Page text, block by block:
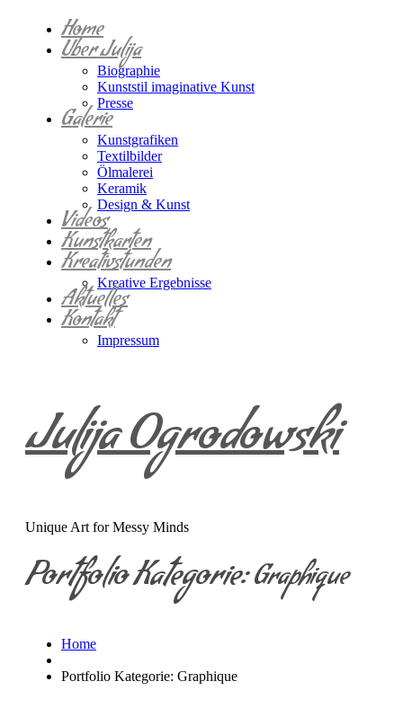
Home
Über Julija
Biographie
Kunststil imaginative Kunst
Presse
Galerie
Kunstgrafiken
Textilbilder
Ölmalerei
Keramik
Design & Kunst
Videos
Kunstkarten
Kreativstunden
Kreative Ergebnisse
Aktuelles
Kontakt
Impressum
Julija Ogrodowski
Unique Art for Messy Minds
Portfolio Kategorie:Graphique
Home
Portfolio Kategorie: Graphique